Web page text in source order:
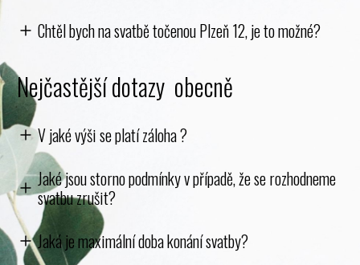
Chtěl bych na svatbě točenou Plzeň 12, je to možné?
Nejčastější dotazy obecně
V jaké výši se platí záloha ?
Jaké jsou storno podmínky v případě, že se rozhodneme
svatbu zrušit?
Jaká je maximální doba konání svatby?